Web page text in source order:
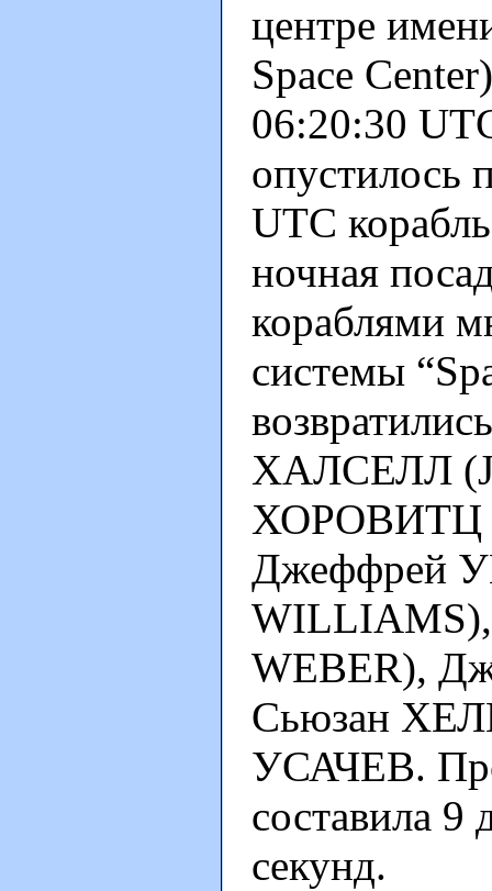
центре
Space
06:20:30
опустилось
UTC
ночная
кораблями
системы
ХАЛСЕЛЛ
ХОРОВИТЦ
Джеффрей
WEBER),
Сьюзан
УСАЧЕВ.
составила 9
секунд.